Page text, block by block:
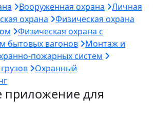
Вооруженная охрана
Личная
охрана
Физическая охрана
Физическая охрана с
бытовых вагонов
Монтаж и
пожарных систем
Охранный
для